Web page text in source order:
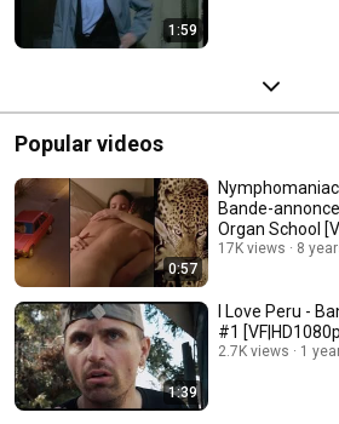
1:59
Popular videos
0:57
Bande-
Organ School
17K views 8
1:39
I Love Peru -
#1
2.7K views 1